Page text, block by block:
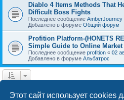
Этот сайт использует cookies
Diablo 4 Items Methods That
Difficult Boss Fights
Последнее сообщение AmberJourney
Добавлено в форуме Общий форум
Profition Platform-(HONETS
Simple Guide to Online Market
Последнее сообщение profition « 02
Добавлено в форуме Альбатрос